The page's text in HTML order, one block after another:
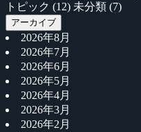
トピック (12) 未分類 (7)
アーカイブ
2026年8月
2026年7月
2026年6月
2026年5月
2026年4月
2026年3月
2026年2月